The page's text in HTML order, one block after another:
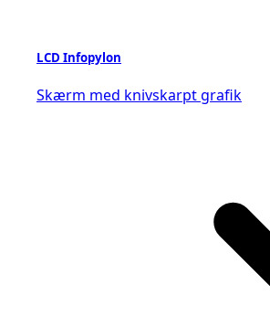
LCD Infopylon
Skærm med knivskarpt grafik